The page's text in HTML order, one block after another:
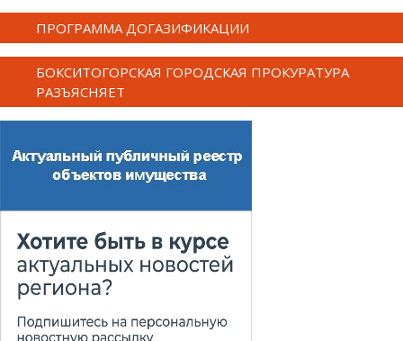
ПРОГРАММА ДОГАЗИФИКАЦИИ
БОКСИТОГОРСКАЯ ГОРОДСКАЯ ПРОКУРАТУРА
РАЗЪЯСНЯЕТ